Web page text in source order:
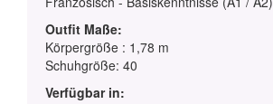
Outfit Maße:
Körpergröße : 1,78 m
Schuhgröße: 40
Verfügbar in: